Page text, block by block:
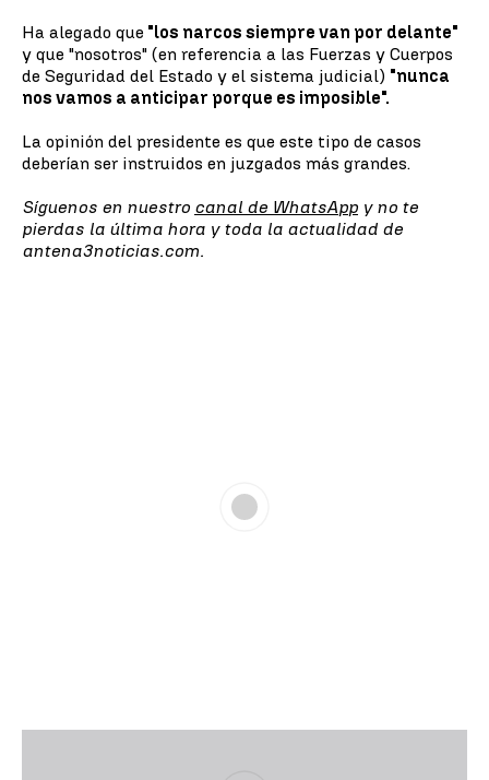
Ha alegado que "los narcos siempre van por delante"
y que "nosotros" (en referencia a las Fuerzas y Cuerpos
de Seguridad del Estado y el sistema judicial) "nunca
nos vamos a anticipar porque es imposible".
La opinión del presidente es que este tipo de casos
deberían ser instruidos en juzgados más grandes.
Síguenos en nuestro canal de WhatsApp y no te
pierdas la última hora y toda la actualidad de
antena3noticias.com.